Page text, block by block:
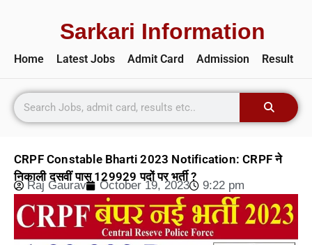
Sarkari Information
Home Latest Jobs Admit Card Admission Result
CRPF Constable Bharti 2023 Notification: CRPF ने
निकाली दसवीं पास 129929 पदों पर भर्ती ?
Raj Gaurav October 19, 2023 9:22 pm